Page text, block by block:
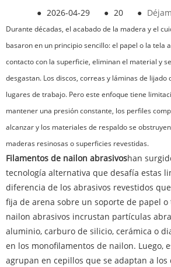
● 2026-04-29 ● 20 ●
Durante décadas, el acabado de la madera y el
basaron en un principio sencillo: el papel o la tela
contacto con la superficie, eliminan el material y
desgastan. Los discos, correas y láminas de
lugares de trabajo. Pero este enfoque tiene
mantener una presión constante, los perfiles
alcanzar y los materiales de respaldo se
maderas resinosas o superficies revestidas.
Filamentos de nailon abrasivoshan
tecnología alternativa que desafía estas
diferencia de los abrasivos revestidos
fija de arena sobre un soporte de papel o
nailon abrasivos incrustan partículas
aluminio, carburo de silicio, cerámica o
en los monofilamentos de nailon. Luego,
agrupan en cepillos que se adaptan a los